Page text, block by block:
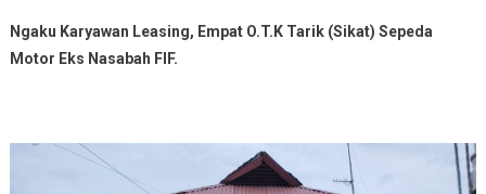
Ngaku Karyawan Leasing, Empat O.T.K Tarik (Sikat) Sepeda
Motor Eks Nasabah FIF.